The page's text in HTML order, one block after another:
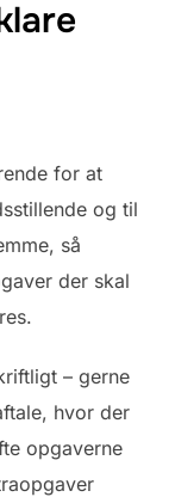
for at
og til
så
der skal
– gerne
hvor der
opgaverne